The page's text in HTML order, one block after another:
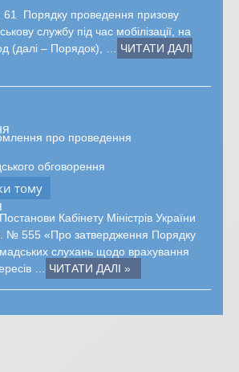
61 Порядку проведення призову
службу під час мобілізації, на
(далі – Порядок), …
ЧИТАТИ ДАЛІ
про проведення
обговорення
тому
Кабінету Міністрів України
№ 555 «Про затвердження Порядку
слухань щодо врахування
…
ЧИТАТИ ДАЛІ »